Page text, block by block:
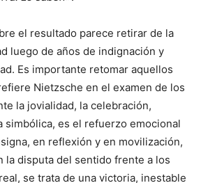
el resultado parece retirar de la
luego de años de indignación y
Es importante retomar aquellos
Nietzsche en el examen de los
la jovialidad, la celebración,
simbólica, es el refuerzo emocional
en reflexión y en movilización,
la disputa del sentido frente a los
se trata de una victoria, inestable